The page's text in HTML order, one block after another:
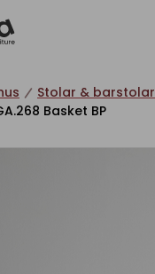
Stolar & barstolar
Basket BP